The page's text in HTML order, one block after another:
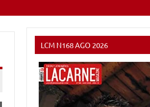
LCM N168 AGO 2026